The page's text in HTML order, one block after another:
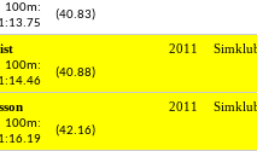
100m:
1:13.75
(40.83)
2011
100m:
1:14.46
(40.88)
2011
100m:
1:16.19
(42.16)